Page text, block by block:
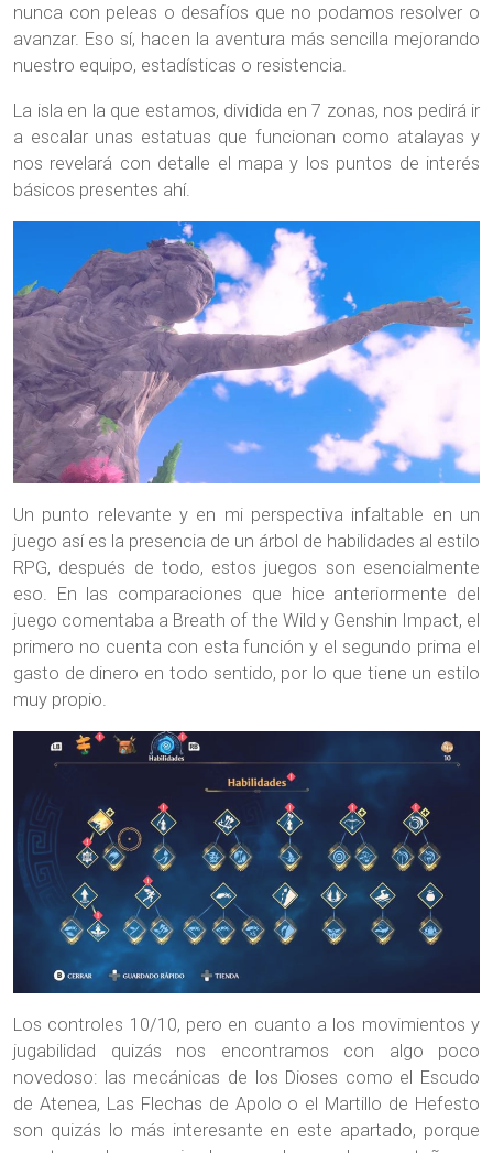
nunca con peleas o desafíos que no podamos resolver o
avanzar. Eso sí, hacen la aventura más sencilla mejorando
nuestro equipo, estadísticas o resistencia.
La isla en la que estamos, dividida en 7 zonas, nos pedirá ir
a escalar unas estatuas que funcionan como atalayas y
nos revelará con detalle el mapa y los puntos de interés
básicos presentes ahí.
Un punto relevante y en mi perspectiva infaltable en un
juego así es la presencia de un árbol de habilidades al estilo
RPG, después de todo, estos juegos son esencialmente
eso. En las comparaciones que hice anteriormente del
juego comentaba a Breath of the Wild y Genshin Impact, el
primero no cuenta con esta función y el segundo prima el
gasto de dinero en todo sentido, por lo que tiene un estilo
muy propio.
Los controles 10/10, pero en cuanto a los movimientos y
jugabilidad quizás nos encontramos con algo poco
novedoso: las mecánicas de los Dioses como el Escudo
de Atenea, Las Flechas de Apolo o el Martillo de Hefesto
son quizás lo más interesante en este apartado, porque